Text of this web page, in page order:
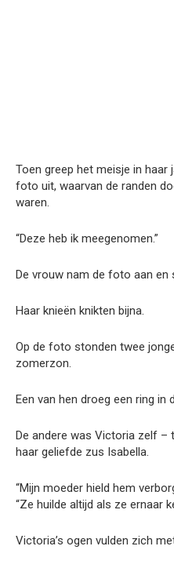
Toen greep het meisje in haar
foto uit, waarvan de randen
waren.
“Deze heb ik meegenomen.”
De vrouw nam de foto aan en
Haar knieën knikten bijna.
Op de foto stonden twee
zomerzon.
Een van hen droeg een ring in
De andere was Victoria zelf –
haar geliefde zus Isabella.
“Mijn moeder hield hem
“Ze huilde altijd als ze ernaar
Victoria’s ogen vulden zich